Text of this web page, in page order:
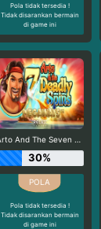
Pola tidak tersedia !
Tidak disarankan bermain
di game ini
Arto And The Seven Deadly Spins Megaways
30%
Pola tidak tersedia !
Tidak disarankan bermain
di game ini